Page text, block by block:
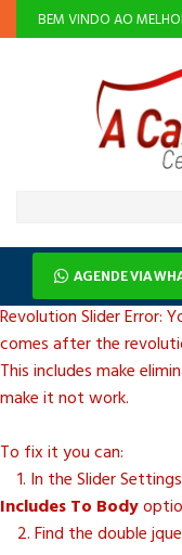
BEM VINDO AO
ALINHAMENTO E
AGENDE VIA
Revolution Slider Error:
comes after the
This includes make
make it not work.
To fix it you can:
1. In the Slider
Includes To Body
2. Find the double